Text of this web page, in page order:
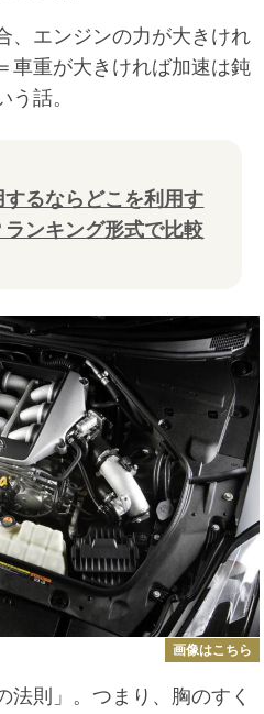
、エンジンの力が大きけれ
車重が大きければ加速は鈍
う話。
るならどこを利用す
ンキング形式で比較
画像はこちら
則」。つまり、胸のすく